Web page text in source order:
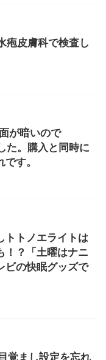
疱皮膚科で検査し
が暗いので
。購入と同時に
す。
トトノエライトは
！？「土曜はナニ
ビの快眠グッズで
覚まし設定を忘れ